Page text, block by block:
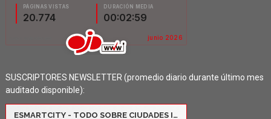
SUSCRIPTORES NEWSLETTER (promedio diario durante último mes
auditado disponible):